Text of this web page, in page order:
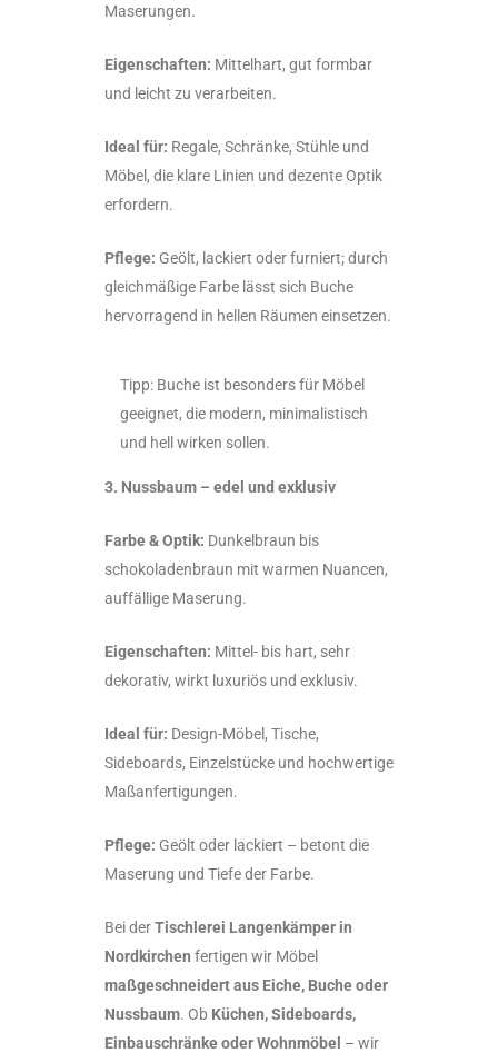
Maserungen.
Eigenschaften: Mittelhart, gut formbar
und leicht zu verarbeiten.
Ideal für: Regale, Schränke, Stühle und
Möbel, die klare Linien und dezente Optik
erfordern.
Pflege: Geölt, lackiert oder furniert; durch
gleichmäßige Farbe lässt sich Buche
hervorragend in hellen Räumen einsetzen.
Tipp: Buche ist besonders für Möbel
geeignet, die modern, minimalistisch
und hell wirken sollen.
3. Nussbaum – edel und exklusiv
Farbe & Optik: Dunkelbraun bis
schokoladenbraun mit warmen Nuancen,
auffällige Maserung.
Eigenschaften: Mittel- bis hart, sehr
dekorativ, wirkt luxuriös und exklusiv.
Ideal für: Design-Möbel, Tische,
Sideboards, Einzelstücke und hochwertige
Maßanfertigungen.
Pflege: Geölt oder lackiert – betont die
Maserung und Tiefe der Farbe.
Bei derTischlerei Langenkämper in
Nordkirchen fertigen wir Möbel
maßgeschneidert aus Eiche, Buche oder
Nussbaum. Ob Küchen, Sideboards,
Einbauschränke oder Wohnmöbel – wir